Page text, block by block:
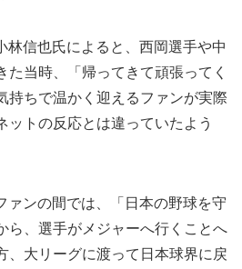
信也氏によると、西岡選手や中
た当時、「帰ってきて頑張ってく
持ちで温かく迎えるファンが実際
ットの反応とは違っていたよう
ンの間では、「日本の野球を守
ら、選手がメジャーへ行くことへ
、大リーグに渡って日本球界に戻